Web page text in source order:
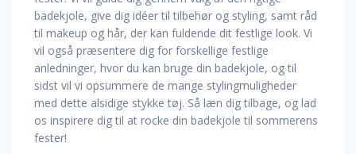
badekjole, give dig idéer til tilbehør og styling, samt råd
til makeup og hår, der kan fuldende dit festlige look. Vi
vil også præsentere dig for forskellige festlige
anledninger, hvor du kan bruge din badekjole, og til
sidst vil vi opsummere de mange stylingmuligheder
med dette alsidige stykke tøj. Så læn dig tilbage, og lad
os inspirere dig til at rocke din badekjole til sommerens
fester!